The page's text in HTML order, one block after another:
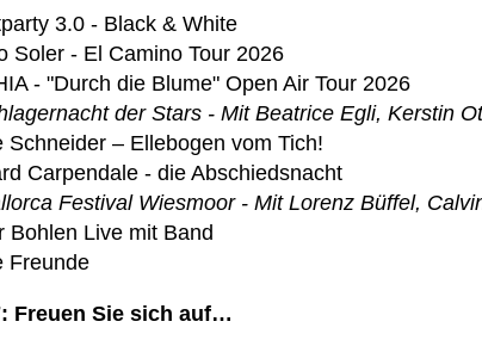
3.0 - Black & White
Soler - El Camino Tour 2026
- "Durch die Blume" Open Air Tour 2026
der Stars - Mit Beatrice Egli, Kerstin
Schneider – Ellebogen vom Tich!
Carpendale - die Abschiedsnacht
Festival Wiesmoor - Mit Lorenz Büffel,
Bohlen Live mit Band
Freunde
Freuen Sie sich auf…